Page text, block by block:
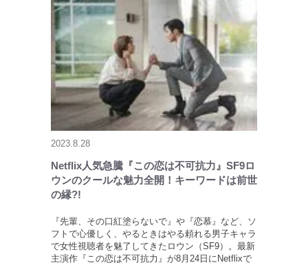
2023.8.28
Netflix人気急騰『この恋は不可抗力』SF9ロ
ウンのクールな魅力全開！キーワードは前世
の縁?!
『先輩、その口紅塗らないで』や『恋慕』など、ソ
フトで心優しく、やるときはやる頼れる男子キャラ
で女性視聴者を魅了してきたロウン（SF9）。最新
主演作『この恋は不可抗力』が8月24日にNetflixで